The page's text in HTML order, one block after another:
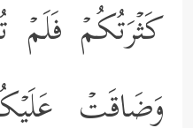
كَثۡرَتُكُمۡ فَلَمۡ
وَضَاقَتۡ